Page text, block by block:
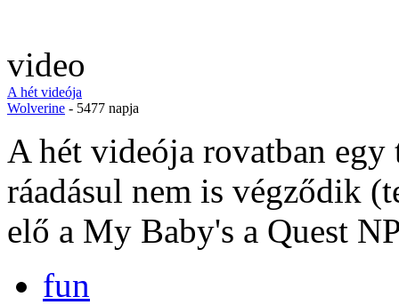
video
A hét videója
Wolverine - 5477 napja
A hét videója rovatban
ráadásul nem is végződik
elő a My Baby's a Quest
fun